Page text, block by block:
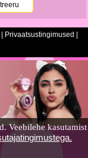
Veebilehe kasutamist
| Privaatsustingimused